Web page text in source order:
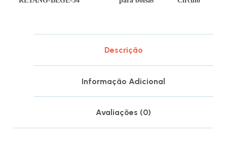
Descrição
Informação Adicional
Avaliações (0)